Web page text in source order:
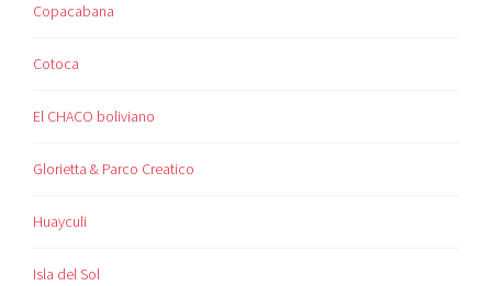
Copacabana
Cotoca
El CHACO boliviano
Glorietta & Parco Creatico
Huayculi
Isla del Sol